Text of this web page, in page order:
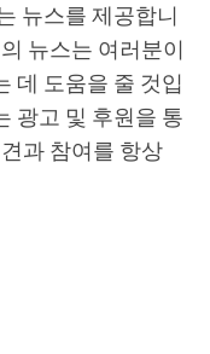
뉴스를 제공합니
뉴스는 여러분이
데 도움을 줄 것입
광고 및 후원을 통
과 참여를 항상